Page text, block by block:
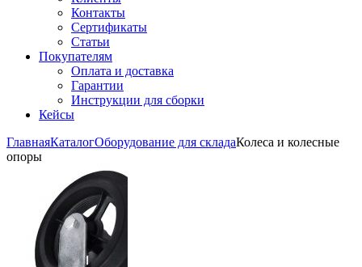
Контакты
Сертификаты
Статьи
Покупателям
Оплата и доставка
Гарантии
Инструкции для сборки
Кейсы
ГлавнаяКаталогОборудование для складаКолеса и колесные
опоры